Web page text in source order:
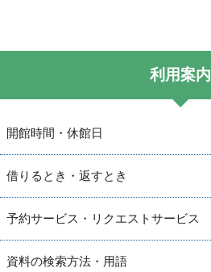
利用案内
開館時間・休館日
借りるとき・返すとき
予約サービス・リクエストサービス
資料の検索方法・用語